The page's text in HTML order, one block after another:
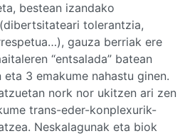
bestean izandako
tolerantzia,
gauza berriak ere
“entsalada” batean
3 emakume nahastu ginen.
nork nor ukitzen ari zen
trans-eder-konplexurik-
Neskalagunak eta biok